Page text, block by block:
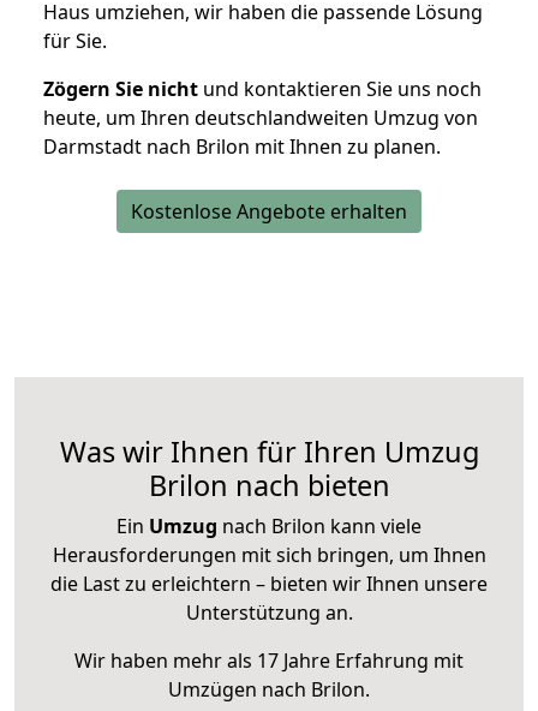
Haus umziehen, wir haben die passende Lösung
für Sie.
Zögern Sie nicht und kontaktieren Sie uns noch
heute, um Ihren deutschlandweiten Umzug von
Darmstadt nach Brilon mit Ihnen zu planen.
Kostenlose Angebote erhalten
Was wir Ihnen für Ihren Umzug
Brilon nach bieten
Ein Umzug nach Brilon kann viele
Herausforderungen mit sich bringen, um Ihnen
die Last zu erleichtern – bieten wir Ihnen unsere
Unterstützung an.
Wir haben mehr als 17 Jahre Erfahrung mit
Umzügen nach Brilon.